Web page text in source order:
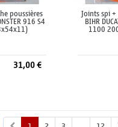
poussières
916 S4
31,00 €
Joints spi
BIHR
1100